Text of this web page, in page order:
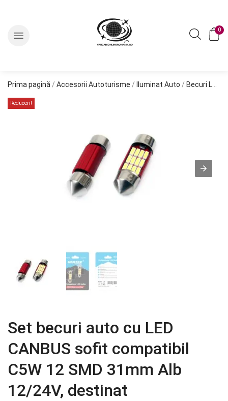
0
Prima pagină / Accesorii Autoturisme / Iluminat Auto / Becuri LED
Reduceri!
Set becuri auto cu LED
CANBUS sofit compatibil
C5W 12 SMD 31mm Alb
12/24V, destinat